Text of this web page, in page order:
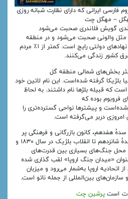
ایرانی که دارای نظارت شبانه روزی
– مهگل چت
هلندی گویش فلاندری صحبت می‌شود
جنوبی مثل والونی صحبت می‌شود و در منطقه
پایتخت (بروکسل) هر دو زبان در نهادهای دولتی رایج است. کمتر از ۱٪ مردم
کشور زندگی می‌کنند.
اکثر بخش‌های شمالی منطقه گل‌
بلژیکا گرفته شده‌است. این نام لاتین خود
که قبیله بلژها نام داشتند. به لحاظ
فروبوم بوده که
و پیشترها نواحی گسترده‌تری را
دربر می‌گرفته‌ است.
هفدهم، کانون بازرگانی و فرهنگی پر
رونقی به‌شمار می‌رفته‌است. از سدهٔ شانزدهم تا انقلاب بلژیک در سال ۱۸۳۰ و
محل جنگ‌های بسیاری بین قدرت‌های
«میدان جنگ اروپا» لقب گذاری شده
اتحادیه اروپا به‌شمار می‌رود و میزبان
و سازمان‌های بین‌المللی از جمله ناتو است.
است پرشین چت